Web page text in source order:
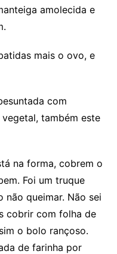
amolecida e
mais o ovo, e
com
também este
na forma, cobrem o
Foi um truque
não queimar. Não sei
cobrir com folha de
o bolo rançoso.
de farinha por